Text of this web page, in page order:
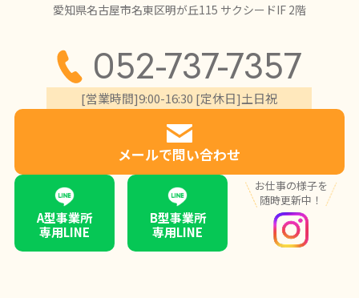
愛知県名古屋市名東区明が丘115 サクシードIF 2階
052-737-7357
[営業時間]9:00-16:30 [定休日]土日祝
メールで問い合わせ
A型事業所
専用LINE
B型事業所
専用LINE
お仕事の様子を
随時更新中！